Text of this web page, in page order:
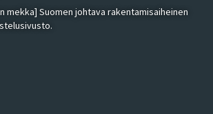
mekka] Suomen johtava rakentamisaiheinen